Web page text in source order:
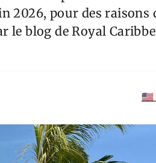
2026, pour des raisons
blog de Royal
🇺🇸